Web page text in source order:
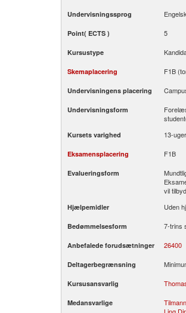
Undervisningssprog Engelsk
Point( ECTS ) 5
Kursustype
Skemaplacering F1B
Undervisningens placering
Undervisningsform
Kursets varighed 13-uger
Eksamensplacering F1B
Evalueringsform
vil
Hjælpemidler Uden
Bedømmelsesform 7-trins
Anbefalede forudsætninger 26400
Deltagerbegrænsning
Kursusansvarlig
Medansvarlige